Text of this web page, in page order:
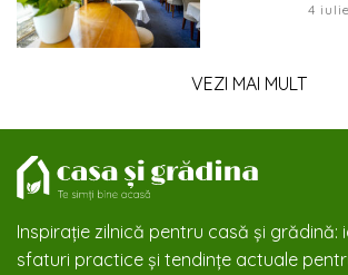
4
VEZI MAI MULT
Inspirație zilnică pentru casă și grădină:
sfaturi practice și tendințe actuale